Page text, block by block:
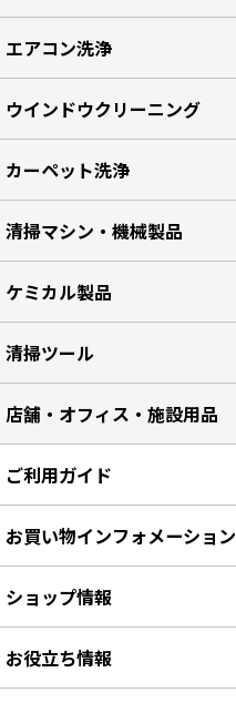
エアコン洗浄
ウインドウクリーニング
カーペット洗浄
清掃マシン・機械製品
ケミカル製品
清掃ツール
店舗・オフィス・施設用品
ご利用ガイド
お買い物インフォメーション
ショップ情報
お役立ち情報